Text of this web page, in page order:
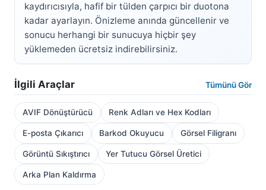
kaydırıcısıyla, hafif bir tülden çarpıcı bir duotona
kadar ayarlayın. Önizleme anında güncellenir ve
sonucu herhangi bir sunucuya hiçbir şey
yüklemeden ücretsiz indirebilirsiniz.
İlgili Araçlar Tümünü Gör
AVIF Dönüştürücü Renk Adları ve Hex Kodları
E-posta Çıkarıcı Barkod Okuyucu Görsel Filigranı
Görüntü Sıkıştırıcı Yer Tutucu Görsel Üretici
Arka Plan Kaldırma